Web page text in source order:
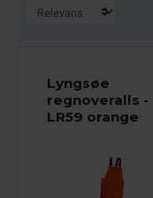
Lyngsøe
regnoveralls -
LR59 orange